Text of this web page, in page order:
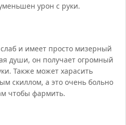
урон с руки.
и имеет просто мизерный
души, он получает огромный
Также может харасить
скиллом, а это очень больно
чтобы фармить.